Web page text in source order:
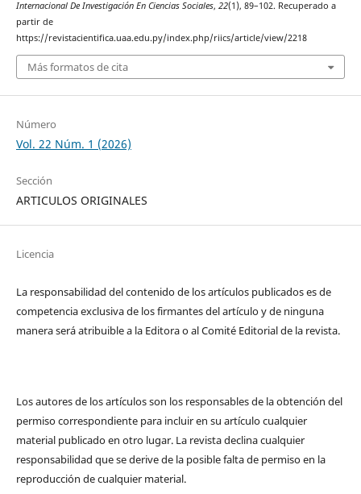
Internacional De Investigación En Ciencias Sociales, 22(1), 89–102. Recuperado a
partir de
https://revistacientifica.uaa.edu.py/index.php/riics/article/view/2218
Más formatos de cita
Número
Vol. 22 Núm. 1 (2026)
Sección
ARTICULOS ORIGINALES
Licencia
La responsabilidad del contenido de los artículos publicados es de
competencia exclusiva de los firmantes del artículo y de ninguna
manera será atribuible a la Editora o al Comité Editorial de la revista.
Los autores de los artículos son los responsables de la obtención del
permiso correspondiente para incluir en su artículo cualquier
material publicado en otro lugar. La revista declina cualquier
responsabilidad que se derive de la posible falta de permiso en la
reproducción de cualquier material.